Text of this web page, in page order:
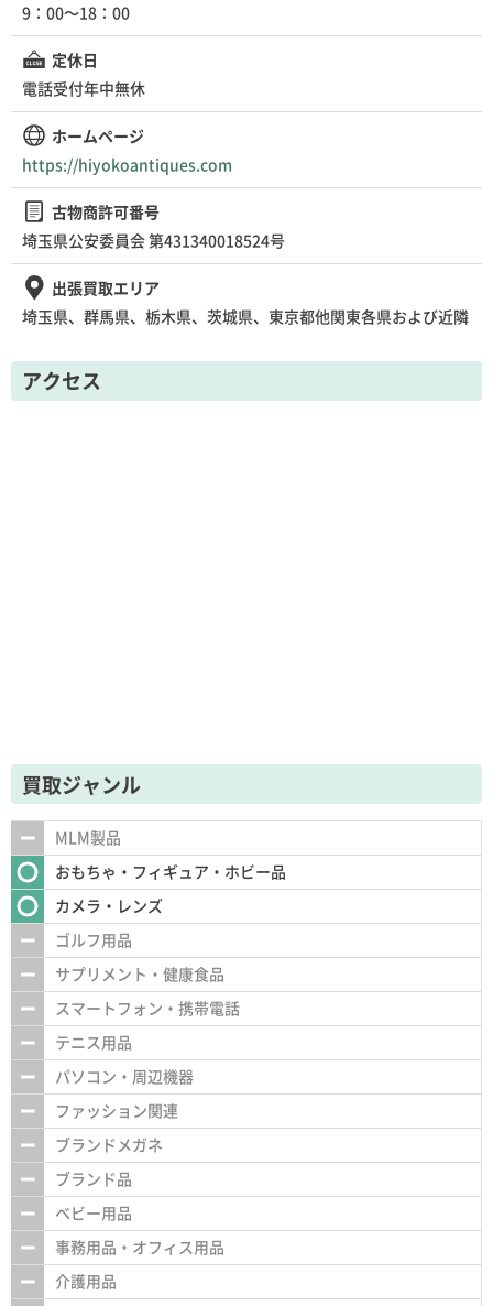
9：00～18：00
定休日
電話受付年中無休
ホームページ
https://hiyokoantiques.com
古物商許可番号
埼玉県公安委員会 第431340018524号
出張買取エリア
埼玉県、群馬県、栃木県、茨城県、東京都他関東各県および近隣
アクセス
買取ジャンル
MLM製品
おもちゃ・フィギュア・ホビー品
カメラ・レンズ
ゴルフ用品
サプリメント・健康食品
スマートフォン・携帯電話
テニス用品
パソコン・周辺機器
ファッション関連
ブランドメガネ
ブランド品
ベビー用品
事務用品・オフィス用品
介護用品